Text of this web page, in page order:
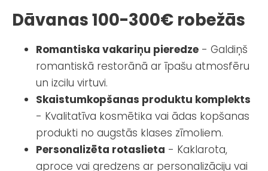
Dāvanas 100-300€ robežās
Romantiska vakariņu pieredze - Galdiņš
romantiskā restorānā ar īpašu atmosfēru
un izcilu virtuvi.
Skaistumkopšanas produktu komplekts
- Kvalitatīva kosmētika vai ādas kopšanas
produkti no augstās klases zīmoliem.
Personalizēta rotaslieta - Kaklarota,
aproce vai gredzens ar personalizāciju vai